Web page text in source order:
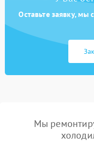
Оставьте заявку,
Мы